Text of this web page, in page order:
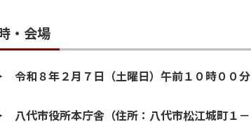
・会場
和８年２月７日（土曜日）午前１０時００
八代市役所本庁舎（住所：八代市松江城町１－